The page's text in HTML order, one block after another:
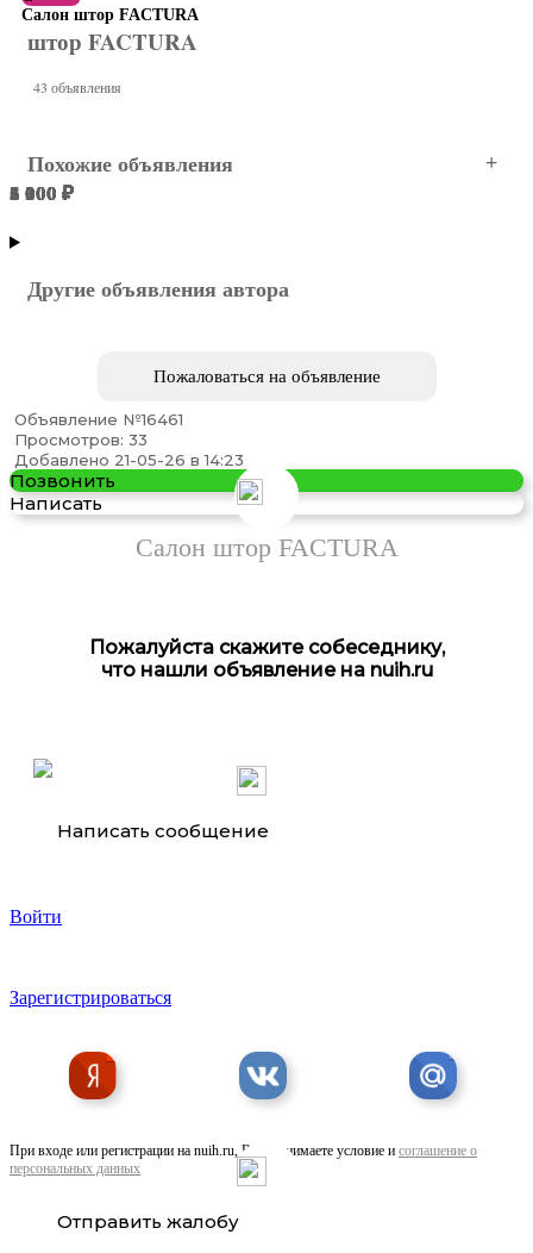
Салон штор FACTURA
штор FACTURA
43 объявления
Похожие объявления
Предлагаем Пошив штор на заказ
3 000 ₽
6 100 ₽
5 000 ₽
Предлагаем Принт на тканях
5 300 ₽
1 000 ₽
1 000 ₽
Другие объявления автора
Пожаловаться на объявление
Объявление №16461
Просмотров: 33
Добавлено 21-05-26 в 14:23
Позвонить
Написать
Салон штор FACTURA
Пожалуйста скажите собеседнику,
что нашли объявление на nuih.ru
Написать сообщение
Войти
Зарегистрироваться
При входе или регистрации на nuih.ru, Вы принимаете условие и соглашение о
персональных данных
Отправить жалобу